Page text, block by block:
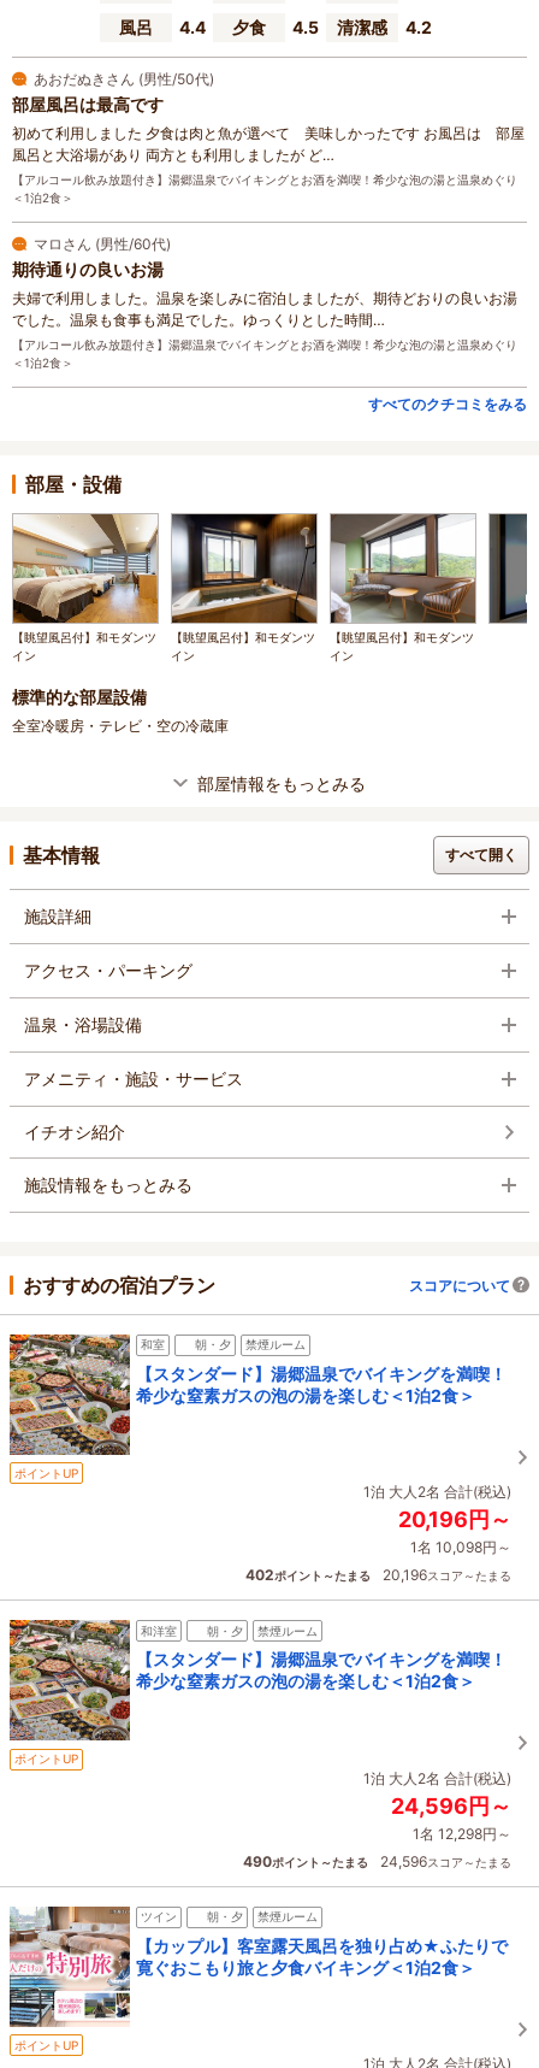
風呂
4.4 夕食 4.5 清潔感 4.2
あおだぬきさん (男性/50代)
部屋風呂は最高です
初めて利用しました 夕食は肉と魚が選べて 美味しかったです お風呂は 部屋
風呂と大浴場があり 両方とも利用しましたが ど…
【アルコール飲み放題付き】湯郷温泉でバイキングとお酒を満喫！希少な泡の湯と温泉めぐり
＜1泊2食＞
マロさん (男性/60代)
期待通りの良いお湯
夫婦で利用しました。温泉を楽しみに宿泊しましたが、期待どおりの良いお湯
でした。温泉も食事も満足でした。ゆっくりとした時間…
【アルコール飲み放題付き】湯郷温泉でバイキングとお酒を満喫！希少な泡の湯と温泉めぐり
＜1泊2食＞
すべてのクチコミをみる
部屋・設備
【眺望風呂付】和モダンツ
イン
【眺望風呂付】和モダンツ
イン
【眺望風呂付】和モダンツ
イン
標準的な部屋設備
全室冷暖房・テレビ・空の冷蔵庫
部屋情報をもっとみる
基本情報 すべて開く
施設詳細
アクセス・パーキング
温泉・浴場設備
アメニティ・施設・サービス
イチオシ紹介
施設情報をもっとみる
おすすめの宿泊プラン スコアについて
和室 朝・夕 禁煙ルーム
【スタンダード】湯郷温泉でバイキングを満喫！
希少な窒素ガスの泡の湯を楽しむ＜1泊2食＞
ポイントUP
1泊 大人2名 合計(税込)
20,196円～
1名 10,098円～
402ポイント～たまる 20,196スコア～たまる
和洋室 朝・夕 禁煙ルーム
【スタンダード】湯郷温泉でバイキングを満喫！
希少な窒素ガスの泡の湯を楽しむ＜1泊2食＞
ポイントUP
1泊 大人2名 合計(税込)
24,596円～
1名 12,298円～
490ポイント～たまる 24,596スコア～たまる
ツイン 朝・夕 禁煙ルーム
【カップル】客室露天風呂を独り占め★ふたりで
寛ぐおこもり旅と夕食バイキング＜1泊2食＞
ポイントUP
1泊 大人2名 合計(税込)